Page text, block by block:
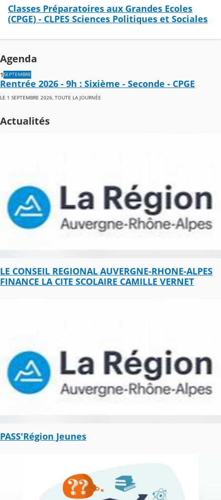
Classes Préparatoires aux Grandes Ecoles
(CPGE) - CLPES Sciences Politiques et Sociales
Agenda
1SEPTEMBRE
Rentrée 2026 - 9h : Sixième - Seconde - CPGE
LE 1 SEPTEMBRE 2026, TOUTE LA JOURNÉE
Actualités
LE CONSEIL REGIONAL AUVERGNE-RHONE-ALPES
FINANCE LA CITE SCOLAIRE CAMILLE VERNET
PASS'Région Jeunes